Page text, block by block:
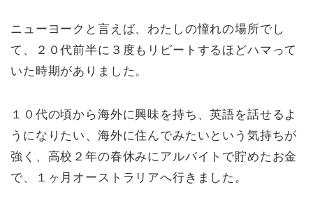
ニューヨークと言えば、わたしの憧れの場所でし
て、２０代前半に３度もリピートするほどハマって
いた時期がありました。
１０代の頃から海外に興味を持ち、英語を話せるよ
うになりたい、海外に住んでみたいという気持ちが
強く、高校２年の春休みにアルバイトで貯めたお金
で、１ヶ月オーストラリアへ行きました。